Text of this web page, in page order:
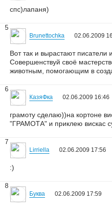
спс)лапаня)
5
Brunettochka 02.06.2009
Вот так и вырастают
Совершенствуй своё
животным, помогающим в
6
КазяФка 02.06.2009 16:46
грамоту сделаю))на кортоне
"ГРАМОТА" и приклею вискас
7
Lirriella 02.06.2009 17:56
:)
8
Буква 02.06.2009 17:59